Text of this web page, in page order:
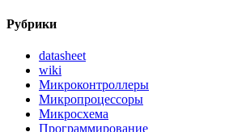
Рубрики
datasheet
wiki
Микроконтроллеры
Микропроцессоры
Микросхема
Программирование